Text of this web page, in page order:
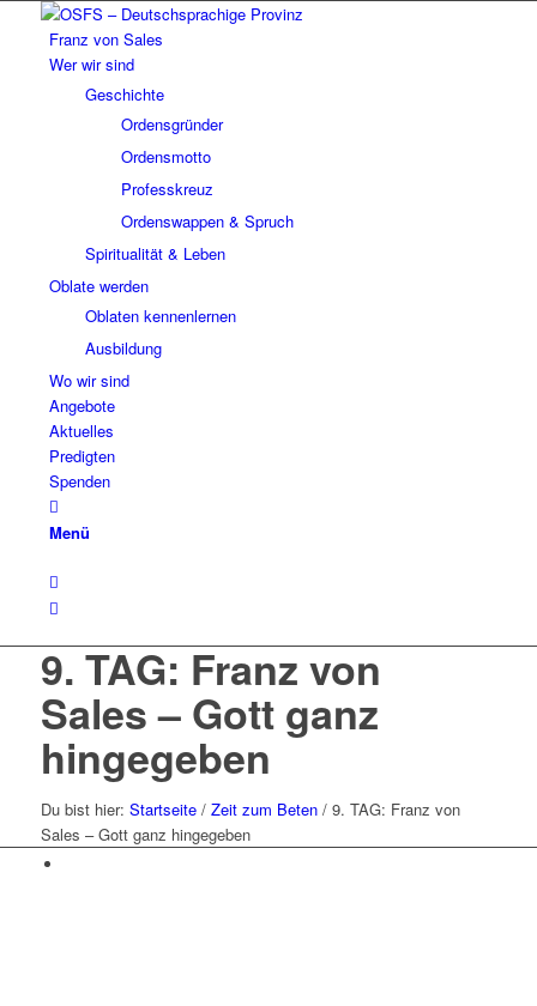
Franz von Sales
Wer wir sind
Geschichte
Ordensgründer
Ordensmotto
Professkreuz
Ordenswappen & Spruch
Spiritualität & Leben
Oblate werden
Oblaten kennenlernen
Ausbildung
Wo wir sind
Angebote
Aktuelles
Predigten
Spenden
Menü
9. TAG: Franz von
Sales – Gott ganz
hingegeben
Du bist hier: Startseite / Zeit zum Beten / 9. TAG: Franz von
Sales – Gott ganz hingegeben